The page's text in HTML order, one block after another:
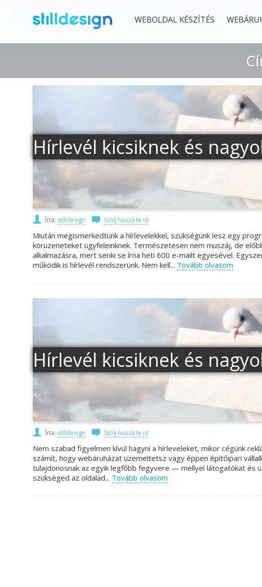
WEBOLDAL KÉSZÍTÉS
Hírlevél kicsiknek és
Írta: stilldesign Szólj hozzá te is!
Miután megismerkedtünk a hírlevelekkel, szükségünk lesz egy
körüzeneteket ügyfeleinknek. Természetesen nem muszáj, de
alkalmazásra, mert senki se írna heti 600 e-mailt egyesével.
működik is hírlevél rendszerünk. Nem kell... Tovább olvasom
Hírlevél kicsiknek és
Írta: stilldesign Szólj hozzá te is!
Nem szabad figyelmen kívül hagyni a hírleveleket, mikor cégünk
számít, hogy webáruházat üzemeltetsz vagy éppen építőipari
tulajdonosnak az egyik legfőbb fegyvere — mellyel látogatókat és
szükséged az oldalad... Tovább olvasom